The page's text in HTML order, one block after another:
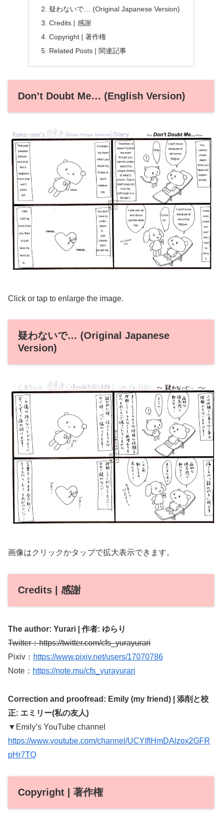
疑わないで… (Original Japanese Version)
Credits | 感謝
Copyright | 著作権
Related Posts | 関連記事
Don’t Doubt Me… (English Version)
Click or tap to enlarge the image.
疑わないで… (Original Japanese
Version)
画像はクリックかタップで拡大表示できます。
Credits | 感謝
The author: Yurari | 作者: ゆらり
Twitter：https://twitter.com/cfs_yurayurari
Pixiv： https://www.pixiv.net/users/17070786
Note： https://note.mu/cfs_yurayurari
Correction and proofread: Emily (my friend) | 添削と校
正: エミリー(私の友人)
▼Emily’s YouTube channel
https://www.youtube.com/channel/UCYIfIHmDAlzox2GFR
pHr7TQ
Copyright | 著作権